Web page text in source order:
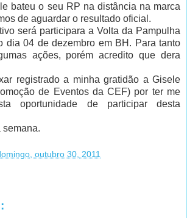
bateu o seu RP na distância na marca
de aguardar o resultado oficial.
será participara a Volta da Pampulha
dia 04 de dezembro em BH. Para tanto
ações, porém acredito que dera
registrado a minha gratidão a Gisele
de Eventos da CEF) por ter me
oportunidade de participar desta
semana.
outubro 30, 2011